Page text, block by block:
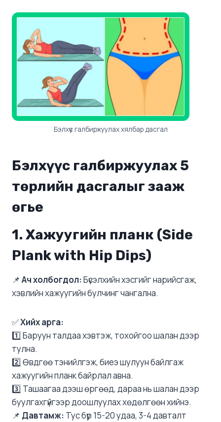
Бэлхүүс галбиржуулах хялбар дасгал
Бэлхүүс галбиржуулах 5
төрлийн дасгалыг зааж
өгье
1. Хажуугийн планк (Side
Plank with Hip Dips)
📌 Ач холбогдол:Бүсэлхийн хэсгийг нарийсгаж,
хэвлийн хажуугийн булчинг чангална.
✅Хийх арга:
1️⃣ Баруун талдаа хэвтэж, тохойгоо шалан дээр
тулна.
2️⃣ Өвдгөө тэнийлгэж, биеэ шулуун байлгаж
хажуугийн планк байрлал авна.
3️⃣ Ташаагаа дээш өргөөд, дараа нь шалан дээр
буулгахгүйгээр доошлуулах хөдөлгөөн хийнэ.
📌 Давтамж: Тус бүр 15-20 удаа, 3-4 давталт